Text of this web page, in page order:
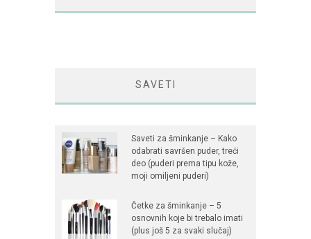
SAVETI
Saveti za šminkanje – Kako
odabrati savršen puder, treći
deo (puderi prema tipu kože,
moji omiljeni puderi)
Četke za šminkanje – 5
osnovnih koje bi trebalo imati
(plus još 5 za svaki slučaj)